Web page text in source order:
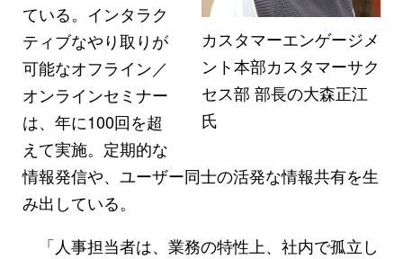
カスタマーエンゲージメ
ント本部カスタマーサク
セス部 部長の大森正江
氏
ている。インタラク
ティブなやり取りが
可能なオフライン／
オンラインセミナー
は、年に100回を超
えて実施。定期的な
情報発信や、ユーザー同士の活発な情報共有を生
み出している。
「人事担当者は、業務の特性上、社内で孤立し